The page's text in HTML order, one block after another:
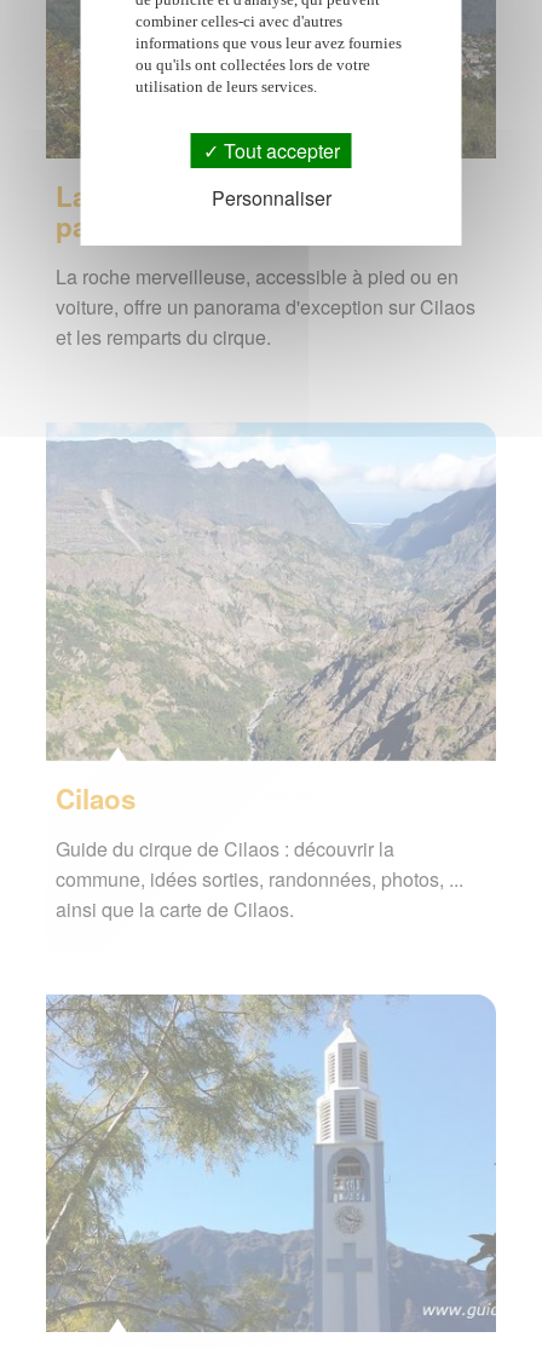
La Roche Merveilleuse :
panorama sur Cilaos
La roche merveilleuse, accessible à pied ou en
voiture, offre un panorama d'exception sur Cilaos
et les remparts du cirque.
Cilaos
Guide du cirque de Cilaos : découvrir la
commune, idées sorties, randonnées, photos, ...
ainsi que la carte de Cilaos.
combiner celles-ci avec d'autres
informations que vous leur avez fournies
ou qu'ils ont collectées lors de votre
utilisation de leurs services.
Tout accepter
Personnaliser